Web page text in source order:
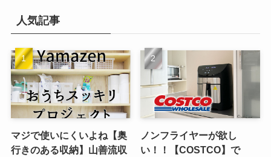
ブ
人気記事
マジで使いにくいよね【奥
行きのある収納】山善流収
ノンフライヤーが欲し
い！！【COSTCO】で